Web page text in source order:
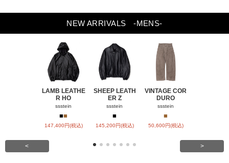
NEW ARRIVALS -MENS-
LAMB LEATHE
R HO
ssstein
■■
147,400円(税込)
SHEEP LEATH
ER Z
ssstein
■
145,200円(税込)
VINTAGE COR
DURO
ssstein
■
50,600円(税込)
< >